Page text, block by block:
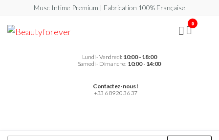
Musc Intime Premium | Fabrication 100% Française
Lundi - Vendredi: 10:00 - 18:00
Samedi - Dimanche: 10:00 - 14:00
Contactez-nous !
+33 6 89 20 36 37
0